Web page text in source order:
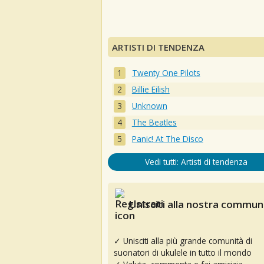
ARTISTI DI TENDENZA
Twenty One Pilots
Billie Eilish
Unknown
The Beatles
Panic! At The Disco
Vedi tutti: Artisti di tendenza
Unisciti alla nostra
✓ Unisciti alla più grande comunità di
suonatori di ukulele in tutto il mondo